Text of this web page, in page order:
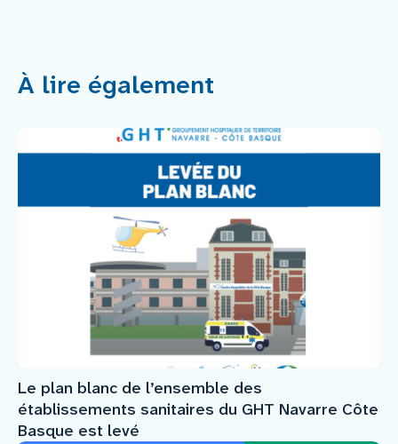
À lire également
Le plan blanc de l’ensemble des
établissements sanitaires du GHT Navarre Côte
Basque est levé